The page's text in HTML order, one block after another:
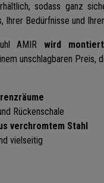
sodass ganz
Ihrer Bedürfnisse und
AMIR wird
unschlagbaren Preis,
Rückenschale
verchromtem Stahl
vielseitig